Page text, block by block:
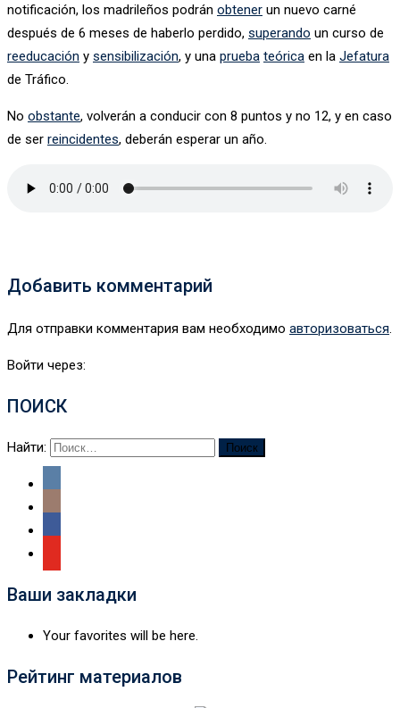
notificación, los madrileños podrán obtener un nuevo carné
después de 6 meses de haberlo perdido, superando un curso de
reeducación y sensibilización, y una prueba teórica en la Jefatura
de Tráfico.
No obstante, volverán a conducir con 8 puntos y no 12, y en caso
de ser reincidentes, deberán esperar un año.
Добавить комментарий
Для отправки комментария вам необходимо авторизоваться
Войти через:
ПОИСК
Найти:
Ваши закладки
Your favorites will be here.
Рейтинг материалов